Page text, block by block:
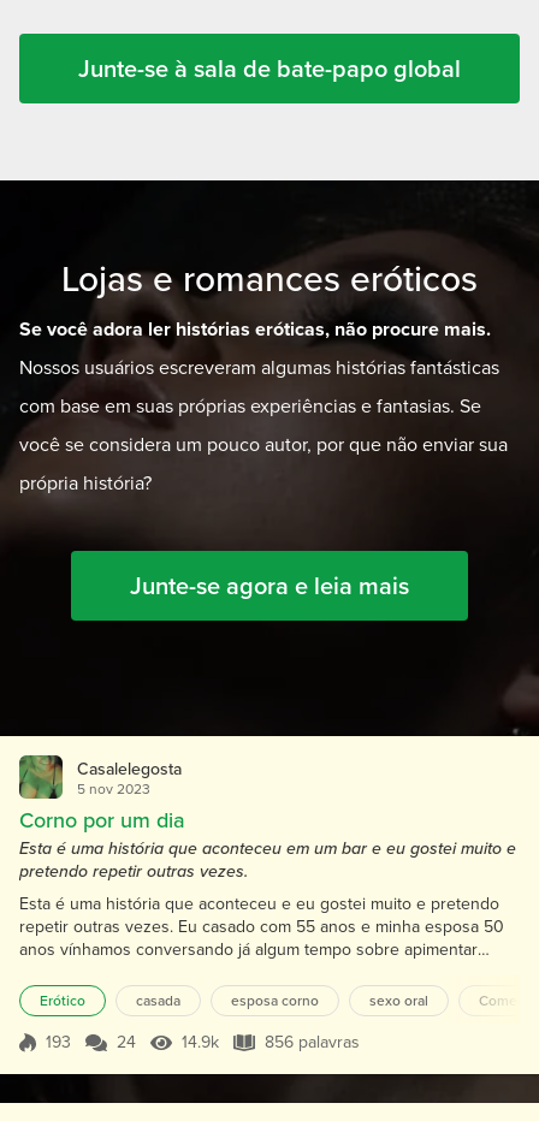
Junte-se à sala de bate-papo global
Lojas e romances eróticos
Se você adora ler histórias eróticas, não procure mais.
Nossos usuários escreveram algumas histórias fantásticas
com base em suas próprias experiências e fantasias. Se
você se considera um pouco autor, por que não enviar sua
própria história?
Junte-se agora e leia mais
Casalelegosta
5 nov 2023
Corno por um dia
Esta é uma história que aconteceu em um bar e eu gostei muito e
pretendo repetir outras vezes.
Esta é uma história que aconteceu e eu gostei muito e pretendo
repetir outras vezes. Eu casado com 55 anos e minha esposa 50
anos vínhamos conversando já algum tempo sobre apimentar
do peso mas com uma bunda fogosa e uns peitos de chamar a
atenção de outros homens. Ela é muito fogosa na cama e eu
gostaria de ver ela transando com outro homem, mas isso sem
Erótico casada esposa corno sexo oral Comedor
Pontuação 193
193 24 14.9k Visualizações
14.9k 856 palavras
856 palavras